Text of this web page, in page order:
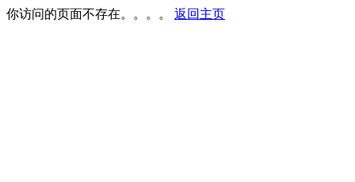
你访问的页面不存在。。。。 返回主页